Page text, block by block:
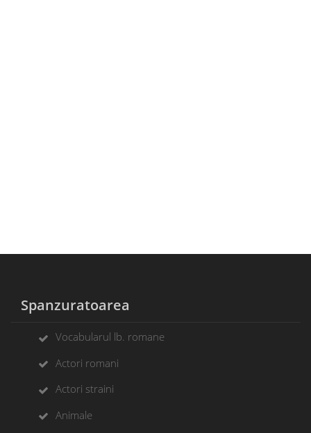
Spanzuratoarea
Vocabularul lb. romane
Actori romani
Actori straini
Animale